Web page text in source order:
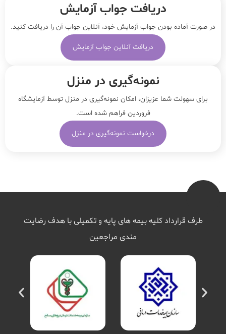
دریافت جواب آزمایش
در صورت آماده بودن جواب آزمایش خود، آنلاین جواب‌ آن را دریافت کنید.
دریافت آنلاین جواب آزمایش
نمونه‌‌گیری در منزل
برای سهولت شما عزیزان، امکان نمونه‌گیری در منزل توسط آزمایشگاه
فروردین فراهم شده است.
درخواست نمونه‌گیری در منزل
طرف قرارداد کلیه بیمه های پایه و تکمیلی با هدف رضایت
مندی مراجعین